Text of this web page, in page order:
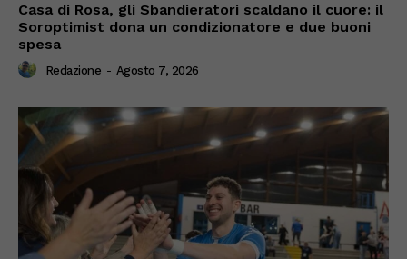
Casa di Rosa, gli Sbandieratori scaldano il cuore: il
Soroptimist dona un condizionatore e due buoni
spesa
Redazione - Agosto 7, 2026